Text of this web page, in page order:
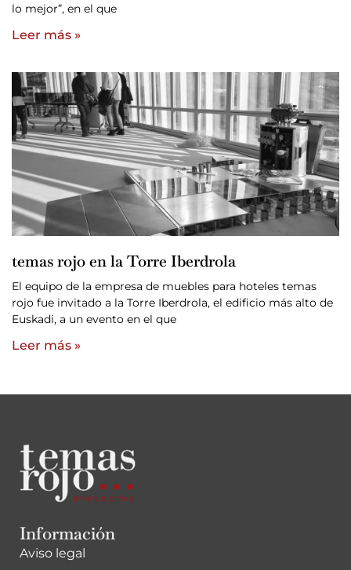
lo mejor”, en el que
Leer más »
temas rojo en la Torre Iberdrola
El equipo de la empresa de muebles para hoteles temas
rojo fue invitado a la Torre Iberdrola, el edificio más alto de
Euskadi, a un evento en el que
Leer más »
Información
Aviso legal